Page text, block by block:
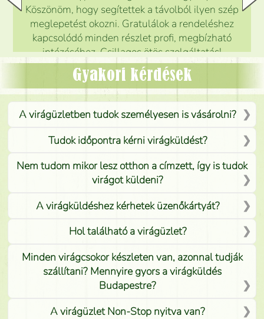
Köszönöm, hogy segítettek a távolból ilyen szép
meglepetést okozni. Gratulálok a rendeléshez
kapcsolódó minden részlet profi, megbízható
intézéséhez. Csillagos ötös szolgáltatás!
Mónika
Gyakori kérdések
A virágüzletben tudok személyesen is vásárolni?
Tudok időpontra kérni virágküldést?
Nem tudom mikor lesz otthon a címzett, így is tudok
virágot küldeni?
A virágküldéshez kérhetek üzenőkártyát?
Hol található a virágüzlet?
Minden virágcsokor készleten van, azonnal tudják
szállítani? Mennyire gyors a virágküldés
Budapestre?
A virágüzlet Non-Stop nyitva van?